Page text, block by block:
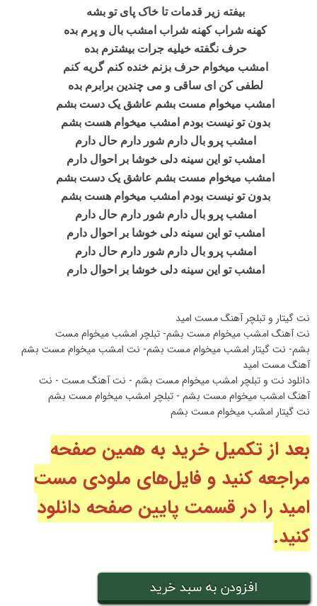
بیفته زیر قدمات تا خاک پای تو بشه
کهنه شراب کهنه شراب امشب بال و پرم بده
حرف نگفته خیلیه جرات بیشترم بده
امشب میخوام حرف بزنم خنده کنم گریه کنم
لطفی کن ای ساقی و می چندین برابرم بده
امشب میخوام مست بشم عاشق یک دست بشم
بدون تو نیست بودم امشب میخوام هست بشم
امشب پرو بال دارم شور دارم حال دارم
امشب تو این سینه دلی خوشا بر احوال دارم
امشب میخوام مست بشم عاشق یک دست بشم
بدون تو نیست بودم امشب میخوام هست بشم
امشب پرو بال دارم شور دارم حال دارم
امشب تو این سینه دلی خوشا بر احوال دارم
امشب پرو بال دارم شور دارم حال دارم
امشب تو این سینه دلی خوشا بر احوال دارم
نت گیتار و تبلچر آهنگ مست امید
نت آهنگ امشب میخوام مست بشم- تبلچر امشب میخوام مست
بشم- نت گیتار امشب میخوام مست بشم- نت امشب میخوام مست بشم
آهنگ مست امید
دانلود نت و تبلچر امشب میخوام مست بشم - نت آهنگ مست - نت
آهنگ امشب میخوام مست بشم - تبلچر امشب میخوام مست بشم
نت گیتار امشب میخوام مست بشم
بعد از تکمیل خرید به همین صفحه
مراجعه کنید و فایل‌های ملودی مست
امید را در قسمت پایین صفحه دانلود
کنید.
افزودن به سبد خرید